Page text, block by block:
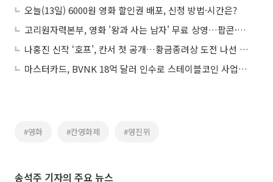
오늘(13일) 6000원 영화 할인권 배포, 신청 방법·시간은?
고리원자력본부, 영화 '왕과 사는 남자' 무료 상영…팝콘·음료도 제공
나홍진 신작 ‘호프’, 칸서 첫 공개…황금종려상 도전 나선 韓영화
마스터카드, BVNK 18억 달러 인수로 스테이블코인 사업 본격 확장
#영화 #칸영화제 #영진위
송석주 기자의 주요 뉴스